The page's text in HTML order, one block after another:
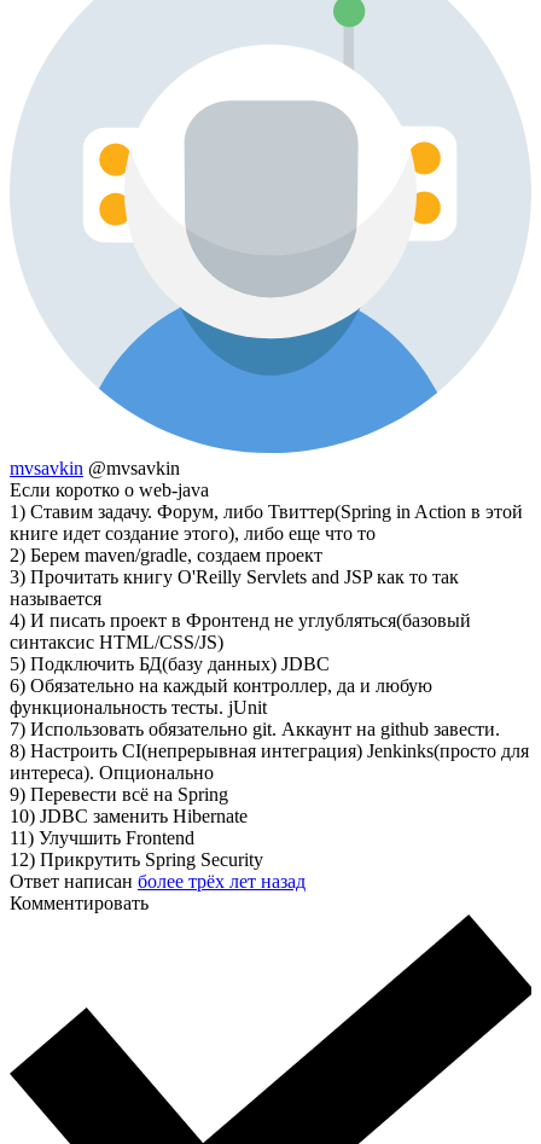
mvsavkin @mvsavkin
Если коротко о web-java
1) Ставим задачу. Форум, либо Твиттер(Spring in Action в этой
книге идет создание этого), либо еще что то
2) Берем maven/gradle, создаем проект
3) Прочитать книгу O'Reilly Servlets and JSP как то так
называется
4) И писать проект в Фронтенд не углубляться(базовый
синтаксис HTML/CSS/JS)
5) Подключить БД(базу данных) JDBC
6) Обязательно на каждый контроллер, да и любую
функциональность тесты. jUnit
7) Использовать обязательно git. Аккаунт на github завести.
8) Настроить CI(непрерывная интеграция) Jenkinks(просто для
интереса). Опционально
9) Перевести всё на Spring
10) JDBC заменить Hibernate
11) Улучшить Frontend
12) Прикрутить Spring Security
Ответ написан более трёх лет назад
Комментировать